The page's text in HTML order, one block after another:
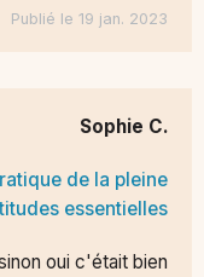
Publié le 19 jan. 2023
Sophie C.
de la pleine
essentielles
oui c'était bien